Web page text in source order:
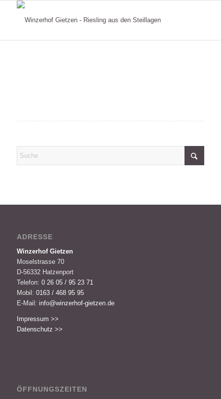
ADRESSE
Winzerhof Gietzen
Moselstrasse 70
D-56332 Hatzenport
Telefon: 0 26 05 / 95 23 71
Mobil: 0163 / 468 95 95
E-Mail: info@winzerhof-gietzen.de
Impressum >>
Datenschutz >>
ÖFFNUNGSZEITEN